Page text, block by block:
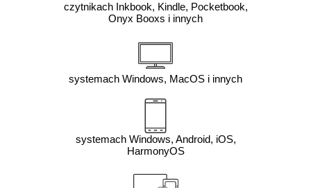
czytnikach Inkbook, Kindle, Pocketbook,
Onyx Booxs i innych
systemach Windows, MacOS i innych
systemach Windows, Android, iOS,
HarmonyOS